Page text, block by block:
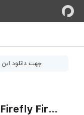
جهت دانلود این
Adobe Firefly First Look